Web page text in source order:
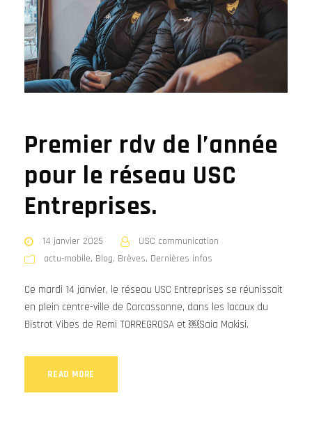
Premier rdv de l’année
pour le réseau USC
Entreprises.
14 janvier 2025
USC communication
actu-mobile, Blog, Brèves, Dernières infos
Ce mardi 14 janvier, le réseau USC Entreprises se réunissait
en plein centre-ville de Carcassonne, dans les locaux du
Bistrot Vibes de Remi TORREGROSA et ￼Saia Makisi.
READ MORE